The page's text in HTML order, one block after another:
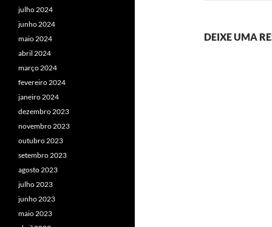
DEIXE UMA
julho 2024
junho 2024
maio 2024
abril 2024
março 2024
fevereiro 2024
janeiro 2024
dezembro 2023
novembro 2023
outubro 2023
setembro 2023
agosto 2023
julho 2023
junho 2023
maio 2023